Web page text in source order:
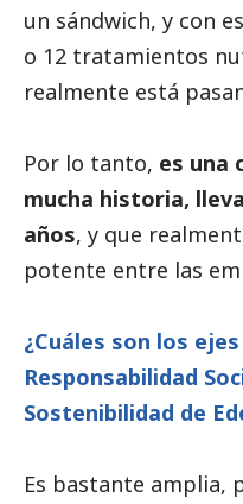
un sándwich, y con
o 12 tratamientos
realmente está
Por lo tanto, es una
mucha historia,
años, y que
potente entre las
¿Cuáles son los
Responsabilidad
Sostenibilidad de
Es bastante amplia,